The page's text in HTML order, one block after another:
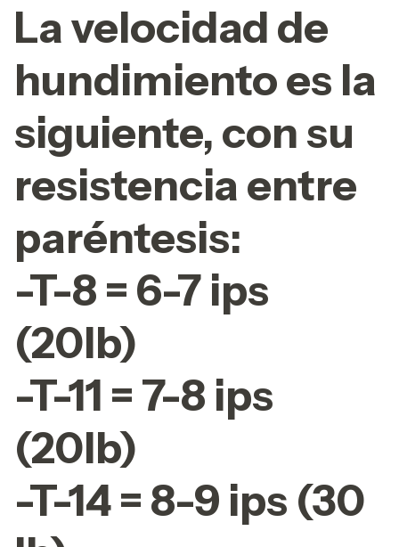
La velocidad de
hundimiento es la
siguiente, con su
resistencia entre
paréntesis:
-T-8 = 6-7 ips
(20lb)
-T-11 = 7-8 ips
(20lb)
-T-14 = 8-9 ips (30